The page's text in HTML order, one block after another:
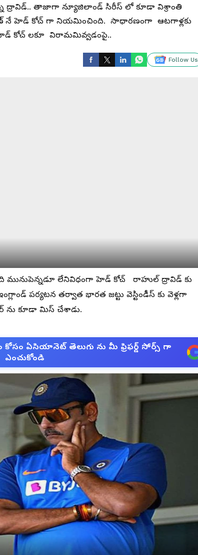
ద్రావిడ్.. తాజాగా న్యూజిలాండ్ సిరీస్ లో కూడా విశ్రాంతి
నే హెడ్ కోచ్ గా నియమించింది. సాధారణంగా ఆటగాళ్లకు
కోచ్ లకూ విరామమివ్వడంపై..
Follow Us
లేనివిధంగా హెడ్ కోచ్ రాహుల్ ద్రావిడ్ కు
పర్యటన తర్వాత భారత జట్టు వెస్టిండీస్ కు వెళ్లగా
ను కూడా మిస్ చేశాడు.
ఏసియానెట్ తెలుగు ను మీ ఫ్రిఫర్డ్ సోర్స్ గా
ఎంచుకోండి